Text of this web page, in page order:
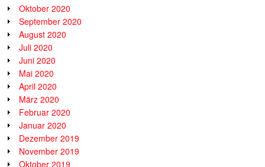
Oktober 2020
September 2020
August 2020
Juli 2020
Juni 2020
Mai 2020
April 2020
März 2020
Februar 2020
Januar 2020
Dezember 2019
November 2019
Oktober 2019